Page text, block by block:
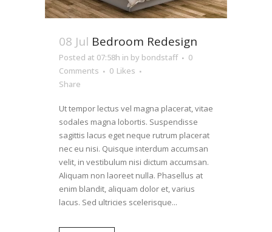
08 Jul Bedroom Redesign
Posted at 07:58h in by bondstaff
0
Comments
0 Likes
Share
Ut tempor lectus vel magna placerat, vitae
sodales magna lobortis. Suspendisse
sagittis lacus eget neque rutrum placerat
nec eu nisi. Quisque interdum accumsan
velit, in vestibulum nisi dictum accumsan.
Aliquam non laoreet nulla. Phasellus at
enim blandit, aliquam dolor et, varius
lacus. Sed ultricies scelerisque...